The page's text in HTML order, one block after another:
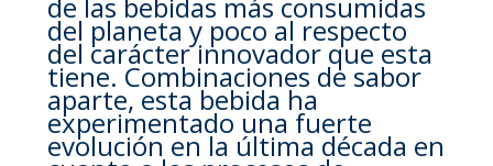
del planeta y poco al respecto
del carácter innovador que esta
tiene. Combinaciones de sabor
aparte, esta bebida ha
experimentado una fuerte
evolución en la última década en